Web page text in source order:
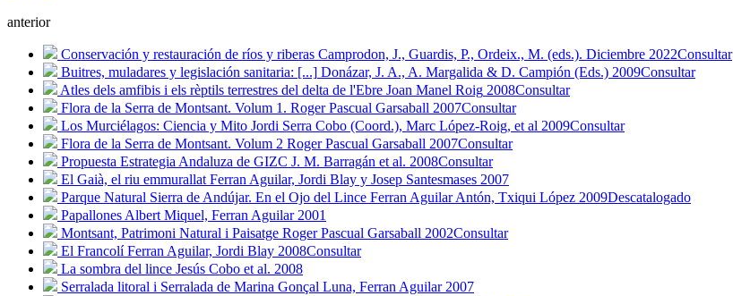
anterior
Conservación y restauración de ríos y riberas Camprodon, J., Guardis, P., Ordeix., M. (eds.). Diciembre 2022Consultar
Buitres, muladares y legislación sanitaria: [...] Donázar, J. A., A. Margalida & D. Campión (Eds.) 2009Consultar
Atles dels amfibis i els rèptils terrestres del delta de l'Ebre Joan Manel Roig 2008Consultar
Flora de la Serra de Montsant. Volum 1. Roger Pascual Garsaball 2007Consultar
Los Murciélagos: Ciencia y Mito Jordi Serra Cobo (Coord.), Marc López-Roig, et al 2009Consultar
Flora de la Serra de Montsant. Volum 2 Roger Pascual Garsaball 2007Consultar
Propuesta Estrategia Andaluza de GIZC J. M. Barragán et al. 2008Consultar
El Gaià, el riu emmurallat Ferran Aguilar, Jordi Blay y Josep Santesmases 2007
Parque Natural Sierra de Andújar. En el Ojo del Lince Ferran Aguilar Antón, Txiqui López 2009Descatalogado
Papallones Albert Miquel, Ferran Aguilar 2001
Montsant, Patrimoni Natural i Paisatge Roger Pascual Garsaball 2002Consultar
El Francolí Ferran Aguilar, Jordi Blay 2008Consultar
La sombra del lince Jesús Cobo et al. 2008
Serralada litoral i Serralada de Marina Gonçal Luna, Ferran Aguilar 2007